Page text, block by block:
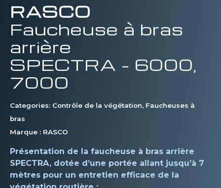
RASCO
Faucheuse à bras
arrière
SPECTRA – 6000,
7000
Categories: Contrôle de la végétation, Faucheuses à
bras
Marque : RASCO
Présentation de la faucheuse à bras arrière
SPECTRA, dotée d’une portée allant jusqu’à 7
mètres pour un entretien efficace de la